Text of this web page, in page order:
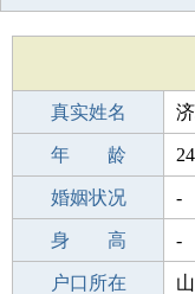
真实姓名
性 别 男
年 龄 24
出生年月
婚姻状况 -
学 历
身 高 -
毕业学校
户口所在